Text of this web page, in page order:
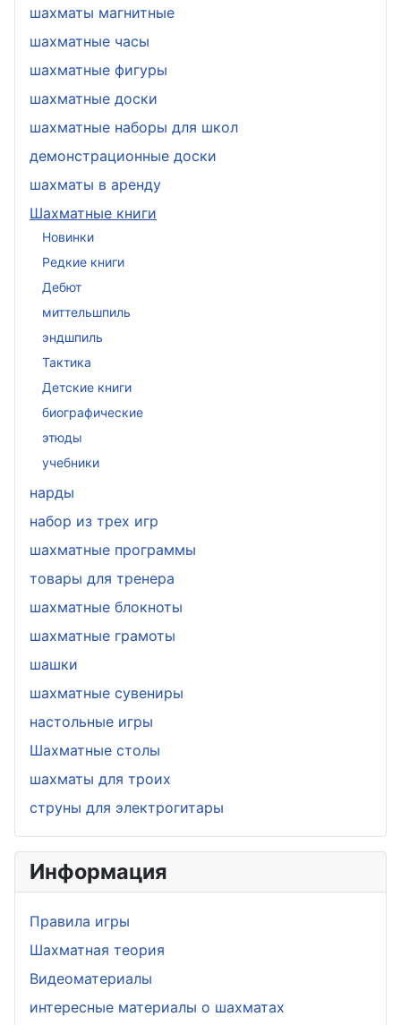
шахматы магнитные
шахматные часы
шахматные фигуры
шахматные доски
шахматные наборы для школ
демонстрационные доски
шахматы в аренду
Шахматные книги
Новинки
Редкие книги
Дебют
миттельшпиль
эндшпиль
Тактика
Детские книги
биографические
этюды
учебники
нарды
набор из трех игр
шахматные программы
товары для тренера
шахматные блокноты
шахматные грамоты
шашки
шахматные сувениры
настольные игры
Шахматные столы
шахматы для троих
струны для электрогитары
Информация
Правила игры
Шахматная теория
Видеоматериалы
интересные материалы о шахматах